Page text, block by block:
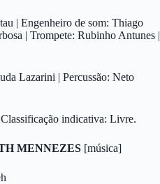
| Engenheiro de som: Thiago
| Trompete: Rubinho Antunes |
Lazarini | Percussão: Neto
indicativa: Livre.
MENNEZES [música]